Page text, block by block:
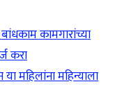
कामगारांच्या
करा
महिलांना महिन्याला